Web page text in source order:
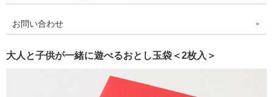
お問い合わせ
大人と子供が一緒に遊べるおとし玉袋＜2枚入＞